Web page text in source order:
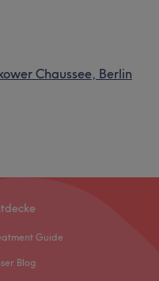
Chaussee, Berlin
Guide
Blog